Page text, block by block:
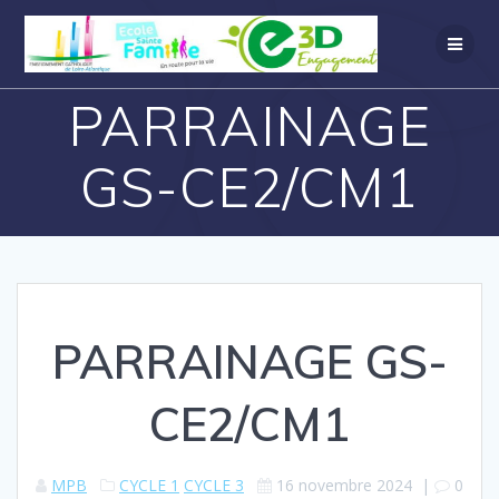
PARRAINAGE
GS-CE2/CM1
PARRAINAGE GS-
CE2/CM1
MPB CYCLE 1 CYCLE 3 16 novembre 2024 | 0